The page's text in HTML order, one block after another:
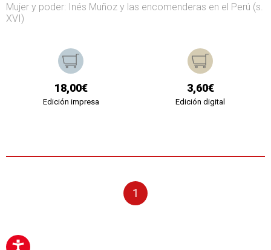
Mujer y poder: Inés Muñoz y las encomenderas en el Perú (s.
XVI)
18,00€
Edición impresa
3,60€
Edición digital
1